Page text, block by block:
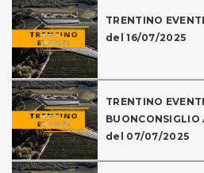
TRENTINO
del 16/07/2025
TRENTINO
del 07/07/2025